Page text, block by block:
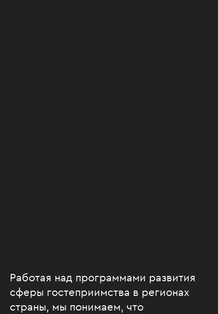
Работая над программами развития
сферы гостеприимства в регионах
страны, мы понимаем, что